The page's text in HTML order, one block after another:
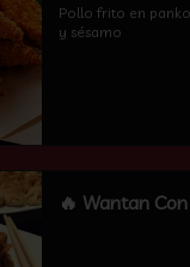
Pollo frito en
y sésamo
🔥 Wantan